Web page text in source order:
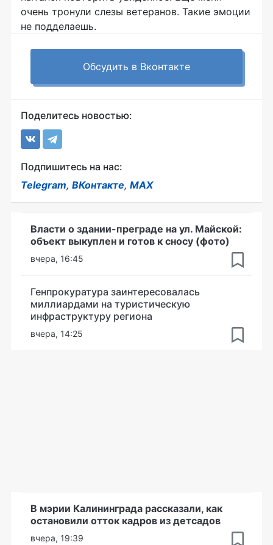
очень тронули слезы ветеранов. Такие эмоции
не подделаешь.
Обсудить в Вконтакте
Поделитесь новостью:
Подпишитесь на нас:
Telegram, ВКонтакте, MAX
Власти о здании-преграде на ул. Майской:
объект выкуплен и готов к сносу (фото)
вчера, 16:45
Генпрокуратура заинтересовалась
миллиардами на туристическую
инфраструктуру региона
вчера, 14:25
В мэрии Калининграда рассказали, как
остановили отток кадров из детсадов
вчера, 19:39